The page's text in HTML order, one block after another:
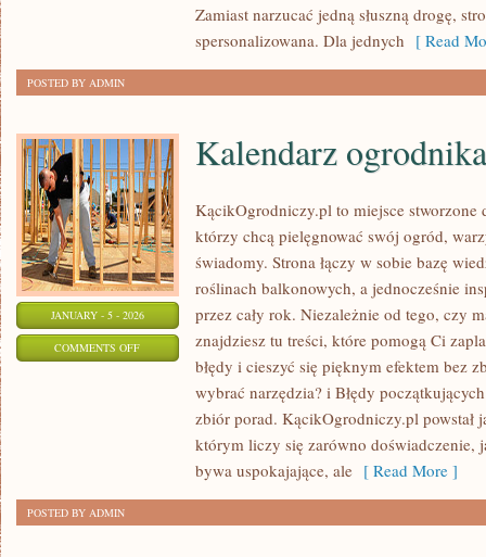
Zamiast narzucać jedną słuszną drogę,
spersonalizowana. Dla jednych [ Read
POSTED BY ADMIN
JANUARY - 5 - 2026
COMMENTS OFFON
KALENDARZ
OGRODNIKA
Kalendarz ogrodnika
KącikOgrodniczy.pl to miejsce
którzy chcą pielęgnować swój ogród,
świadomy. Strona łączy w sobie bazę
roślinach balkonowych, a jednocześnie
przez cały rok. Niezależnie od tego, czy
znajdziesz tu treści, które pomogą Ci
błędy i cieszyć się pięknym efektem bez
wybrać narzędzia? i Błędy
zbiór porad. KącikOgrodniczy.pl powstał
którym liczy się zarówno doświadczenie,
bywa uspokajające, ale [ Read More ]
POSTED BY ADMIN